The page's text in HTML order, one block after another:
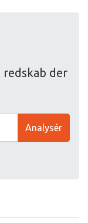
redskab der
Analysér